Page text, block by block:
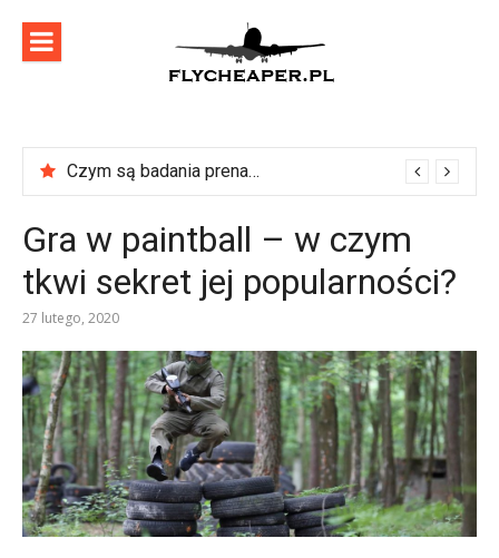
content
Czym są badania prenatalne?
Gra w paintball – w czym
tkwi sekret jej popularności?
27 lutego, 2020